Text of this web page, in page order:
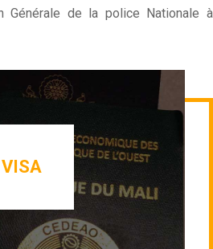
Générale de la police Nationale à
VISA